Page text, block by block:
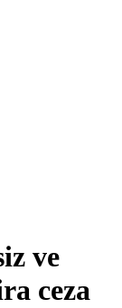
ve
ceza